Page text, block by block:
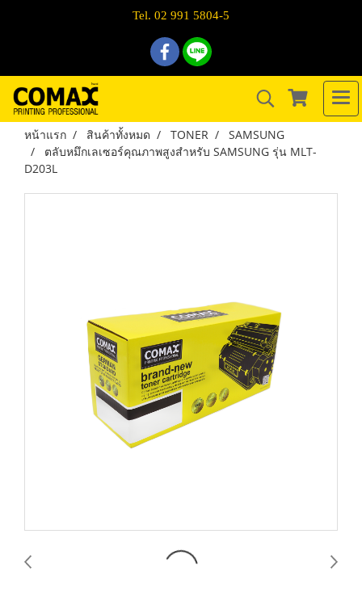
Tel. 02 991 5804-5
หน้าแรก สินค้าทั้งหมด TONER
SAMSUNG
ตลับหมึกเลเซอร์คุณภาพสูงสำหรับ SAMSUNG รุ่น MLT-
D203L